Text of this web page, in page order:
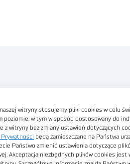
witryny stosujemy pliki cookies w celu
poziomie, w tym w sposób dostosowany do
z witryny bez zmiany ustawień dotyczących
będą zamieszczane na Państwa
Państwo zmienić ustawienia dotyczące
Akceptacja niezbędnych plików cookies jest
Dostępność cyfrowa
Regulamin Portalu
Regulamin sklepu